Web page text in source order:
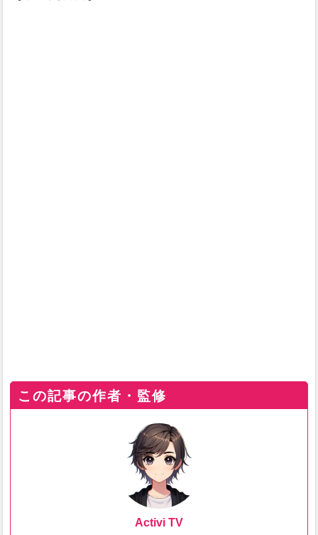
この記事の作者・監修
Activi TV